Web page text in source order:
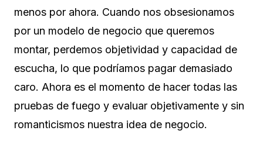
menos por ahora. Cuando nos obsesionamos
por un modelo de negocio que queremos
montar, perdemos objetividad y capacidad de
escucha, lo que podríamos pagar demasiado
caro. Ahora es el momento de hacer todas las
pruebas de fuego y evaluar objetivamente y sin
romanticismos nuestra idea de negocio.